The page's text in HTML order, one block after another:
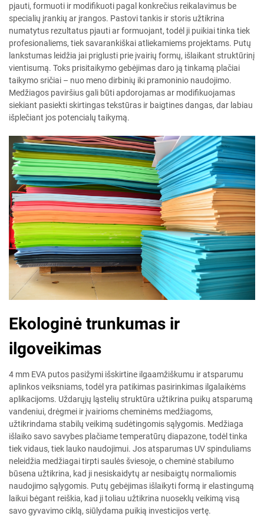
pjauti, formuoti ir modifikuoti pagal konkrečius reikalavimus be
specialių įrankių ar įrangos. Pastovi tankis ir storis užtikrina
numatytus rezultatus pjauti ar formuojant, todėl ji puikiai tinka tiek
profesionaliems, tiek savarankiškai atliekamiems projektams. Putų
lankstumas leidžia jai priglusti prie įvairių formų, išlaikant struktūrinį
vientisumą. Toks prisitaikymo gebėjimas daro ją tinkamą plačiai
taikymo sričiai – nuo meno dirbinių iki pramoninio naudojimo.
Medžiagos paviršius gali būti apdorojamas ar modifikuojamas
siekiant pasiekti skirtingas tekstūras ir baigtines dangas, dar labiau
išplečiant jos potencialų taikymą.
Ekologinė trunkumas ir
ilgoveikimas
4 mm EVA putos pasižymi išskirtine ilgaamžiškumu ir atsparumu
aplinkos veiksniams, todėl yra patikimas pasirinkimas ilgalaikėms
aplikacijoms. Uždarųjų ląstelių struktūra užtikrina puikų atsparumą
vandeniui, drėgmei ir įvairioms cheminėms medžiagoms,
užtikrindama stabilų veikimą sudėtingomis sąlygomis. Medžiaga
išlaiko savo savybes plačiame temperatūrų diapazone, todėl tinka
tiek vidaus, tiek lauko naudojimui. Jos atsparumas UV spinduliams
neleidžia medžiagai tirpti saulės šviesoje, o cheminė stabilumo
būsena užtikrina, kad ji nesiskaidytų ar nesibaigtų normaliomis
naudojimo sąlygomis. Putų gebėjimas išlaikyti formą ir elastingumą
laikui bėgant reiškia, kad ji toliau užtikrina nuoseklų veikimą visą
savo gyvavimo ciklą, siūlydama puikią investicijos vertę.